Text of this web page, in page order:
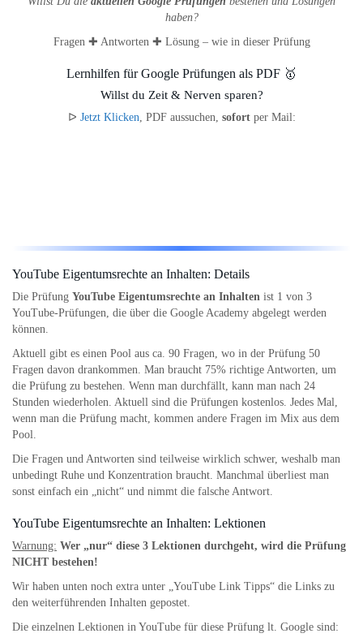
haben?
Fragen ✚ Antworten ✚ Lösung – wie in dieser Prüfung
Lernhilfen für Google Prüfungen als PDF 🥇
Willst du Zeit & Nerven sparen?
ᐅ Jetzt Klicken, PDF aussuchen, sofortper Mail:
YouTube Eigentumsrechte an Inhalten: Details
Die Prüfung YouTube Eigentumsrechte an Inhalten ist 1 von 3
YouTube-Prüfungen, die über die Google Academy abgelegt werden
können.
Aktuell gibt es einen Pool aus ca. 90 Fragen, wo in der Prüfung 50
Fragen davon drankommen. Man braucht 75% richtige Antworten, um
die Prüfung zu bestehen. Wenn man durchfällt, kann man nach 24
Stunden wiederholen. Aktuell sind die Prüfungen kostenlos. Jedes Mal,
wenn man die Prüfung macht, kommen andere Fragen im Mix aus dem
Pool.
Die Fragen und Antworten sind teilweise wirklich schwer, weshalb man
unbedingt Ruhe und Konzentration braucht. Manchmal überliest man
sonst einfach ein „nicht“ und nimmt die falsche Antwort.
YouTube Eigentumsrechte an Inhalten: Lektionen
Warnung: Wer „nur“ diese 3 Lektionen durchgeht, wird die Prüfung
NICHT bestehen!
Wir haben unten noch extra unter „YouTube Link Tipps“ die Links zu
den weiterführenden Inhalten gepostet.
Die einzelnen Lektionen in YouTube für diese Prüfung lt. Google sind: